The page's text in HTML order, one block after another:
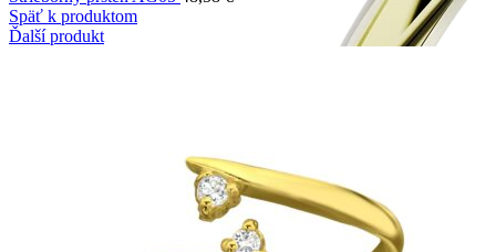
Späť k produktom
Ďalší produkt